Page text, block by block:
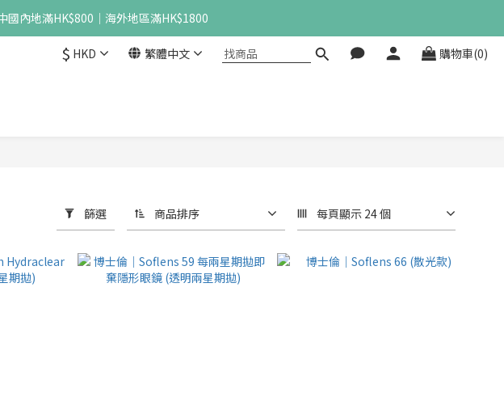
國內地滿HK$800｜海外地區滿HK$1800
$ HKD 繁體中文 購物車(0)
篩選 商品排序 每頁顯示 24 個